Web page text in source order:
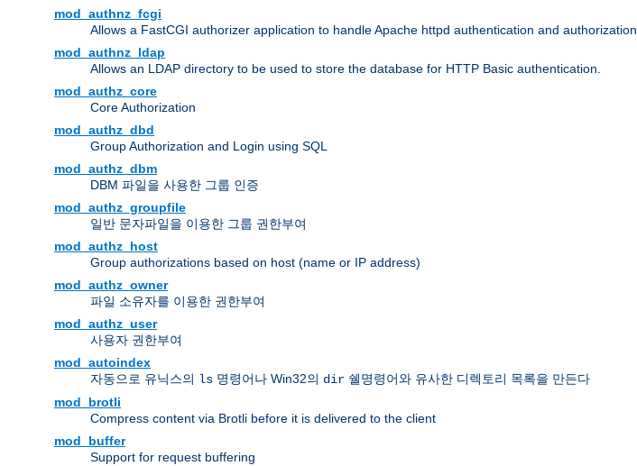
mod_authnz_fcgi
Allows a FastCGI authorizer application to handle Apache httpd authentication and authorization
mod_authnz_ldap
Allows an LDAP directory to be used to store the database for HTTP Basic authentication.
mod_authz_core
Core Authorization
mod_authz_dbd
Group Authorization and Login using SQL
mod_authz_dbm
DBM 파일을 사용한 그룹 인증
mod_authz_groupfile
일반 문자파일을 이용한 그룹 권한부여
mod_authz_host
Group authorizations based on host (name or IP address)
mod_authz_owner
파일 소유자를 이용한 권한부여
mod_authz_user
사용자 권한부여
mod_autoindex
자동으로 유닉스의 ls 명령어나 Win32의 dir 쉘명령어와 유사한 디렉토리 목록을 만든다
mod_brotli
Compress content via Brotli before it is delivered to the client
mod_buffer
Support for request buffering